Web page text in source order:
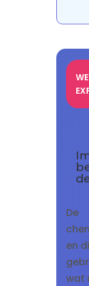
De
en
wat